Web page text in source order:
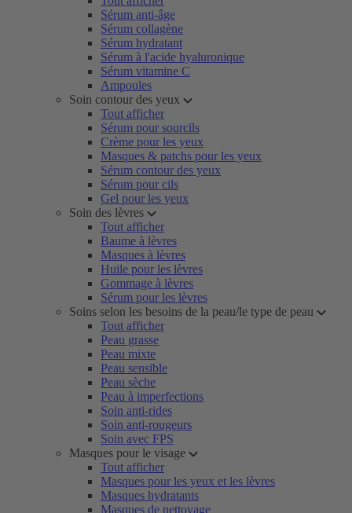
Sérum anti-âge
Sérum collagène
Sérum hydratant
Sérum à l'acide hyaluronique
Sérum vitamine C
Ampoules
Soin contour des yeux
Tout afficher
Sérum pour sourcils
Crème pour les yeux
Masques & patchs pour les yeux
Sérum contour des yeux
Sérum pour cils
Gel pour les yeux
Soin des lèvres
Tout afficher
Baume à lèvres
Masques à lèvres
Huile pour les lèvres
Gommage à lèvres
Sérum pour les lèvres
Soins selon les besoins de la peau/le type de peau
Tout afficher
Peau grasse
Peau mixte
Peau sensible
Peau sèche
Peau à imperfections
Soin anti-rides
Soin anti-rougeurs
Soin avec FPS
Masques pour le visage
Tout afficher
Masques pour les yeux et les lèvres
Masques hydratants
Masques de nettoyage